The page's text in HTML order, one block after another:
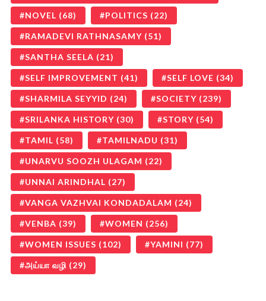
NOVEL (68) POLITICS (22)
RAMADEVI RATHNASAMY (51)
SANTHA SEELA (21)
SELF IMPROVEMENT (41) SELF LOVE (34)
SHARMILA SEYYID (24) SOCIETY (239)
SRILANKA HISTORY (30) STORY (54)
TAMIL (58) TAMILNADU (31)
UNARVU SOOZH ULAGAM (22)
UNNAI ARINDHAL (27)
VANGA VAZHVAI KONDADALAM (24)
VENBA (39) WOMEN (256)
WOMEN ISSUES (102) YAMINI (77)
அய்யா வழி (29)